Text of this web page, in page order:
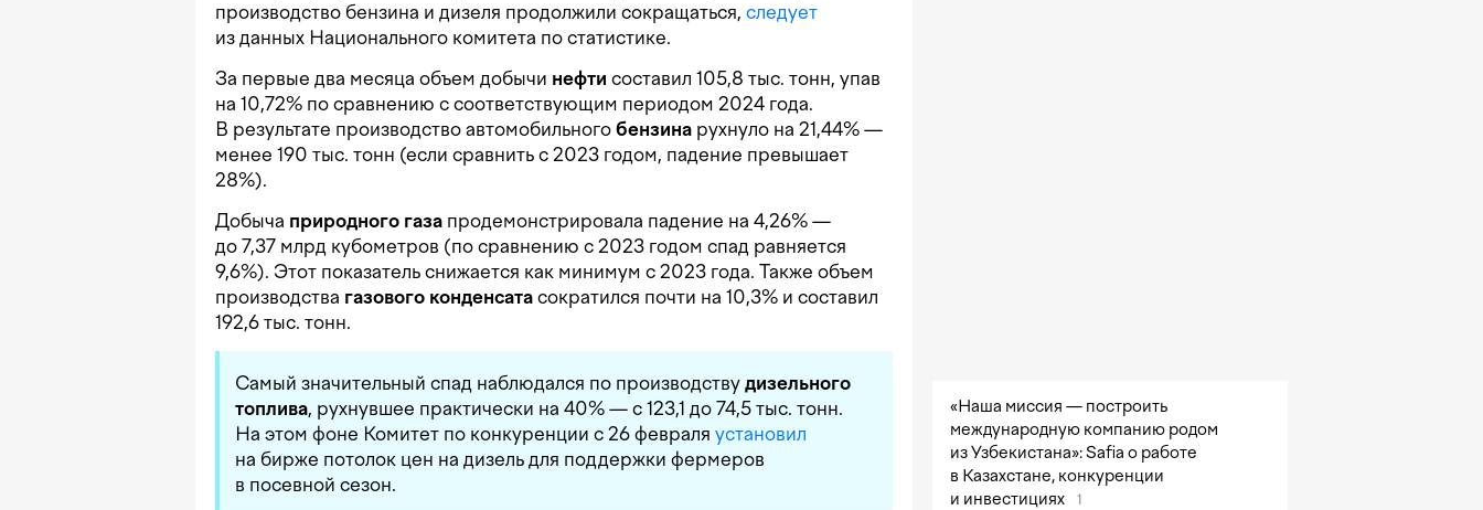
производство бензина и дизеля продолжили сокращаться, следует
из данных Национального комитета по статистике.
За первые два месяца объем добычи нефти составил 105,8 тыс. тонн, упав
на 10,72% по сравнению с соответствующим периодом 2024 года.
В результате производство автомобильного бензина рухнуло на 21,44% —
менее 190 тыс. тонн (если сравнить с 2023 годом, падение превышает
28%).
Добыча природного газа продемонстрировала падение на 4,26% —
до 7,37 млрд кубометров (по сравнению с 2023 годом спад равняется
9,6%). Этот показатель снижается как минимум с 2023 года. Также объем
производства газового конденсата сократился почти на 10,3% и составил
192,6 тыс. тонн.
Самый значительный спад наблюдался по производству дизельного
топлива, рухнувшее практически на 40% — с 123,1 до 74,5 тыс. тонн.
На этом фоне Комитет по конкуренции с 26 февраля установил
на бирже потолок цен на дизель для поддержки фермеров
в посевной сезон.
«Наша миссия — построить
международную компанию родом
из Узбекистана»: Safia о работе
в Казахстане, конкуренции
и инвестициях
1